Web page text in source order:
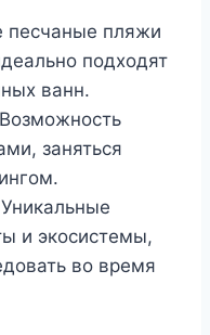
песчаные пляжи
подходят
ванн.
Возможность
заняться
Уникальные
и экосистемы,
во время